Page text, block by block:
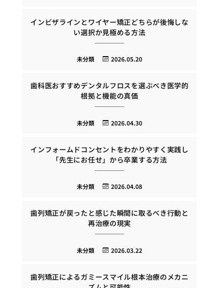
インビザラインとワイヤー矯正どちらが後悔しな
い選択か見極める方法
2026.05.20
未分類
歯科医おすすめデンタルフロスを選ぶべき医学的
根拠と機能の真価
2026.04.30
未分類
インフォームドコンセントをわかりやすく実践し
「先生にお任せ」から卒業する方法
2026.04.08
未分類
歯列矯正が戻ったと感じた瞬間に取るべき行動と
再治療の現実
2026.03.22
未分類
歯列矯正によるガミースマイル根本治療のメカニ